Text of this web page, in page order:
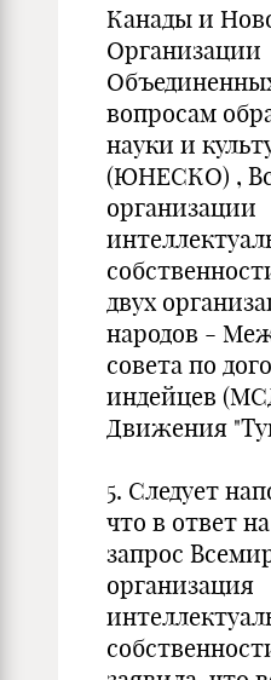
Канады и
Организации
вопросам
науки и
(ЮНЕСКО) ,
организации
двух
народов -
совета по
индейцев
Движения
5. Следует
что в ответ
запрос
организация